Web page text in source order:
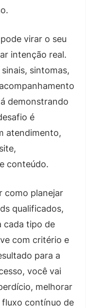
virar o seu
intenção real.
sintomas,
demonstrando
é
atendimento,
conteúdo.
como planejar
qualificados,
cada tipo de
com critério e
para a
você vai
melhorar
fluxo contínuo de